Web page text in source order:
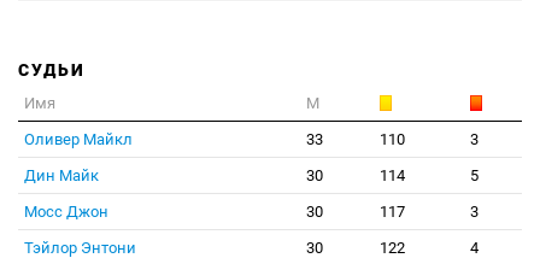
СУДЬИ
Имя
М
Оливер Майкл
33 110
3
Дин Майк
30 114
5
Мосс Джон
30 117
3
Тэйлор Энтони
30 122
4